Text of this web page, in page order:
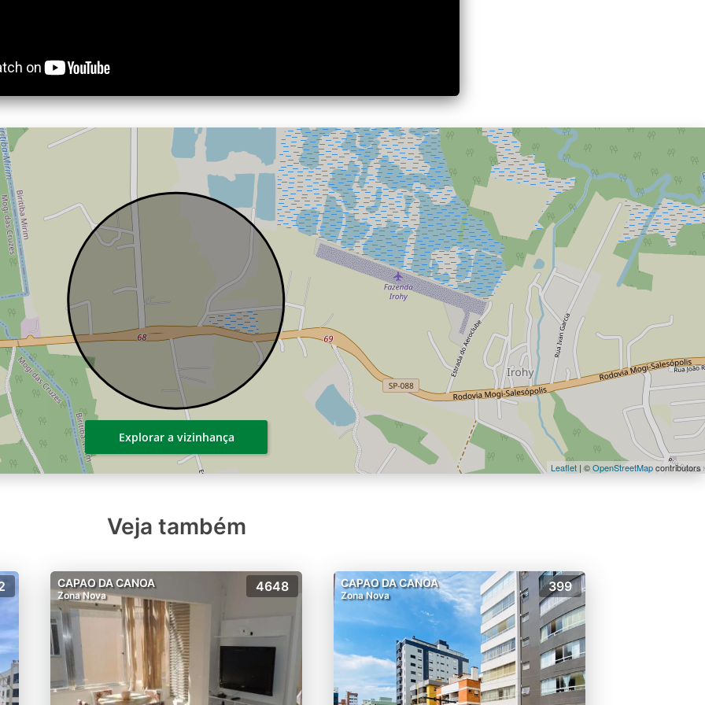
Leaflet | ©OpenStreetMapcontributors
Explorar a vizinhança
Veja também
CAPAO DA CANOA
Zona Nova
4648 CAPAO DA CANOA
Zona Nova
399